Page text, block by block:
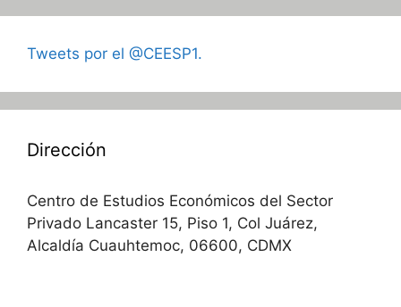
Tweets por el @CEESP1.
Dirección
Centro de Estudios Económicos del Sector
Privado Lancaster 15, Piso 1, Col Juárez,
Alcaldía Cuauhtemoc, 06600, CDMX